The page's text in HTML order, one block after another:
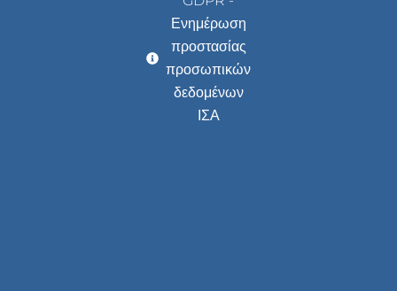
Ενημέρωση
προστασίας
προσωπικών
δεδομένων
ΙΣΑ